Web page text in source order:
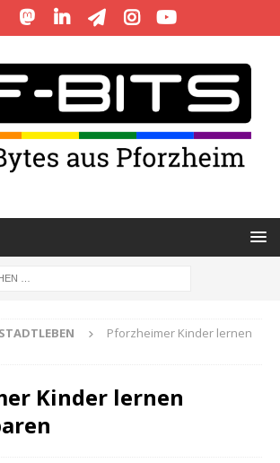
STADTLEBEN
Pforzheimer Kinder lernen
Kinder lernen